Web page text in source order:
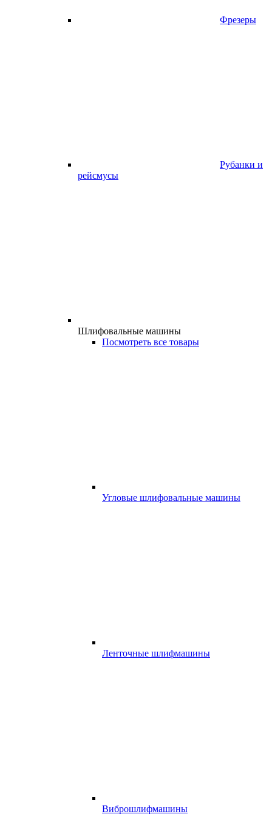
Фрезеры
Рубанки и
рейсмусы
Шлифовальные машины
Посмотреть все товары
Угловые шлифовальные машины
Ленточные шлифмашины
Виброшлифмашины